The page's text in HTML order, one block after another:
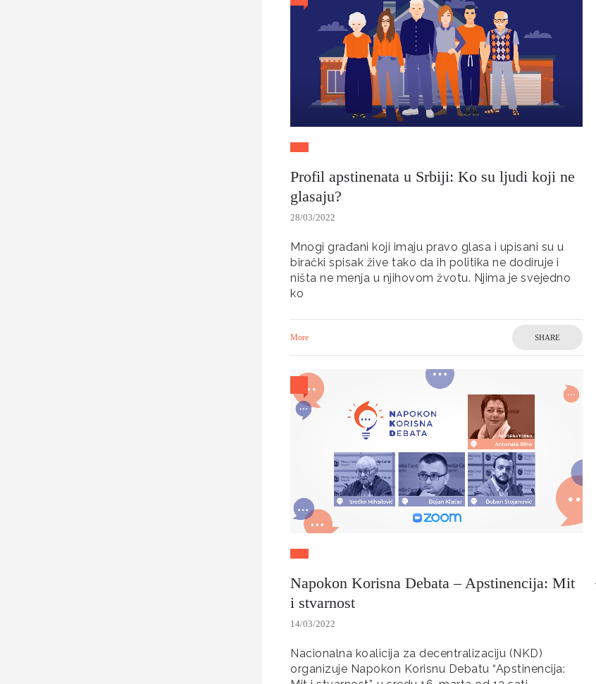
Profil apstinenata u Srbiji: Ko su ljudi koji ne
glasaju?
28/03/2022
Mnogi građani koji imaju pravo glasa i upisani su u
birački spisak žive tako da ih politika ne dodiruje i
ništa ne menja u njihovom žvotu. Njima je svejedno
ko
More SHARE
Napokon Korisna Debata – Apstinencija: Mit
i stvarnost
14/03/2022
Nacionalna koalicija za decentralizaciju (NKD)
organizuje Napokon Korisnu Debatu “Apstinencija: